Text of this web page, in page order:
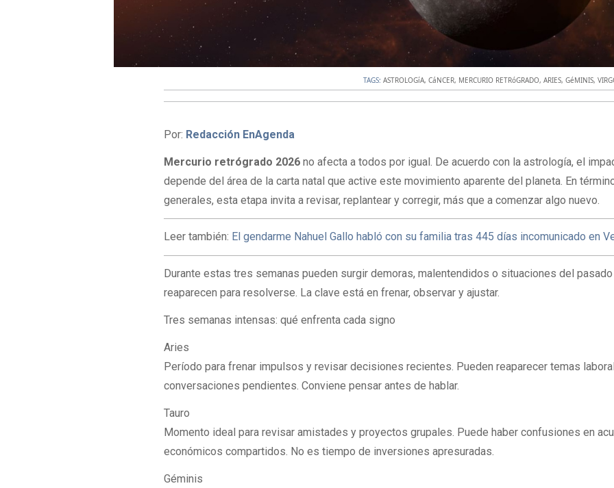
TAGS:ASTROLOGíA,CáNCER, MERCURIO RETRóGRADO,ARIES,GéMINIS,
Por: Redacción EnAgenda
Mercurio retrógrado 2026 no afecta a todos por igual. De acuerdo con la astrología, el
depende del área de la carta natal que active este movimiento aparente del planeta. En
generales, esta etapa invita a revisar, replantear y corregir, más que a comenzar algo nuevo.
Leer también: El gendarme Nahuel Gallo habló con su familia tras 445 días incomunicado en
Durante estas tres semanas pueden surgir demoras, malentendidos o situaciones del
reaparecen para resolverse. La clave está en frenar, observar y ajustar.
Tres semanas intensas: qué enfrenta cada signo
Aries
Período para frenar impulsos y revisar decisiones recientes. Pueden reaparecer temas
conversaciones pendientes. Conviene pensar antes de hablar.
Tauro
Momento ideal para revisar amistades y proyectos grupales. Puede haber confusiones en
económicos compartidos. No es tiempo de inversiones apresuradas.
Géminis